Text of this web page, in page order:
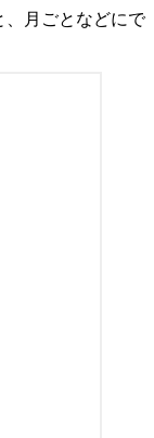
、月ごとなどにで